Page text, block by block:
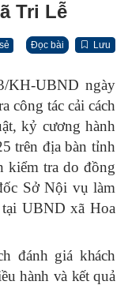
Tri Lễ
Đọc bài Lưu
KH-UBND ngày
công tác cải cách
kỷ cương hành
trên địa bàn tỉnh
kiểm tra do đồng
Sở Nội vụ làm
UBND xã Hoa
đánh giá khách
hành và kết quả